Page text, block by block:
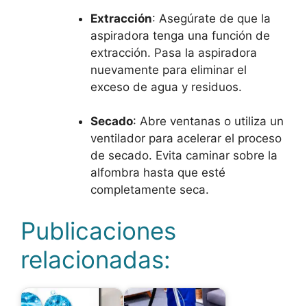
Extracción: Asegúrate de que la
aspiradora tenga una función de
extracción. Pasa la aspiradora
nuevamente para eliminar el
exceso de agua y residuos.
Secado: Abre ventanas o utiliza un
ventilador para acelerar el proceso
de secado. Evita caminar sobre la
alfombra hasta que esté
completamente seca.
Publicaciones
relacionadas: